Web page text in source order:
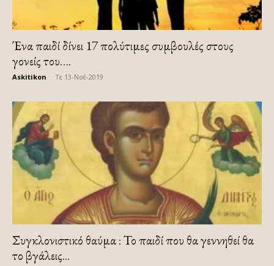
Ένα παιδί δίνει 17 πολύτιμες συμβουλές στους
γονείς του….
Askitikon Τε 13-Νοέ-2019
Συγκλονιστικό θαύμα : Το παιδί που θα γεννηθεί θα
το βγάλεις...